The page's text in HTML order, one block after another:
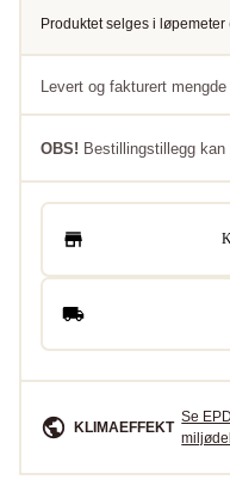
Produktet selges i løpemeter
Levert og fakturert
OBS! Bestillingstillegg
KLIMAEFFEKT
Se EPD